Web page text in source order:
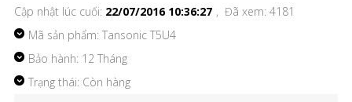
Cập nhật lúc cuối: 22/07/2016 10:36:27 , Đã xem: 4181
Mã sản phẩm: Tansonic T5U4
Bảo hành: 12 Tháng
Trạng thái: Còn hàng